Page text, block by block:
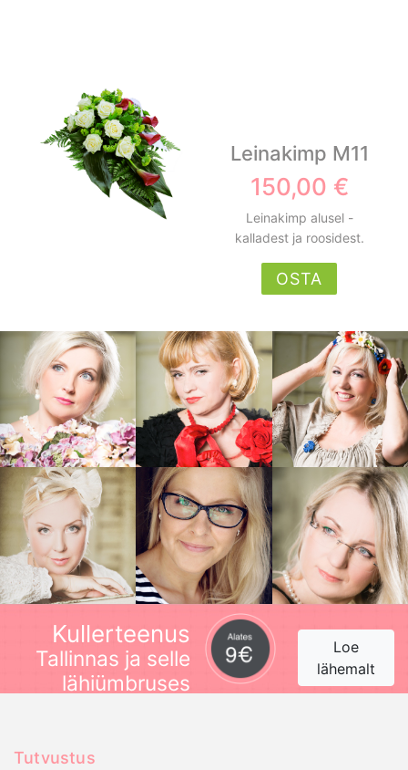
Leinakimp M11
150,00 €
Leinakimp alusel -
kalladest ja roosidest.
OSTA
Kullerteenus
Tallinnas ja selle
lähiümbruses
Loe
lähemalt
Tutvustus